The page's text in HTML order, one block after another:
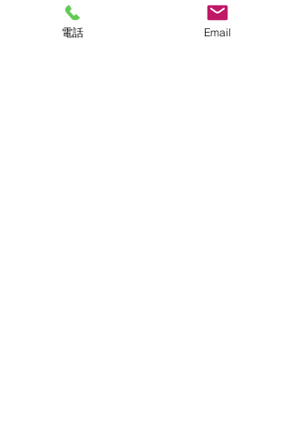
コメントを追加…
電話 Email